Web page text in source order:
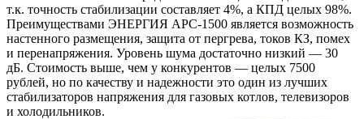
т.к. точность стабилизации составляет 4%, а КПД целых 98%.
Преимуществами ЭНЕРГИЯ АРС-1500 является возможность
настенного размещения, защита от пергрева, токов КЗ, помех
и перенапряжения. Уровень шума достаточно низкий — 30
дБ. Стоимость выше, чем у конкурентов — целых 7500
рублей, но по качеству и надежности это один из лучших
стабилизаторов напряжения для газовых котлов, телевизоров
и холодильников.